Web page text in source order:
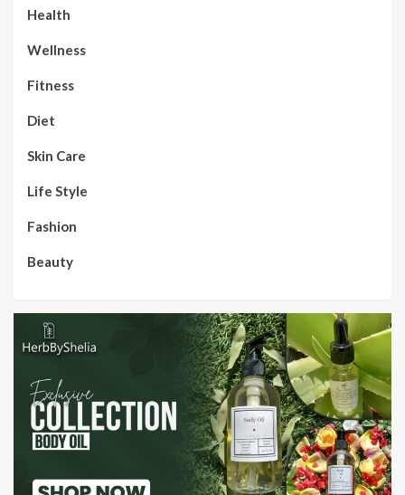
Health
Wellness
Fitness
Diet
Skin Care
Life Style
Fashion
Beauty